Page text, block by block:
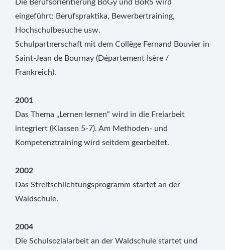
Die Berufsorientierung BoGy und BoRS wird
eingeführt: Berufspraktika, Bewerbertraining,
Hochschulbesuche usw.
Schulpartnerschaft mit dem Collège Fernand Bouvier in
Saint-Jean de Bournay (Département Isère /
Frankreich).
2001
Das Thema „Lernen lernen“ wird in die Freiarbeit
integriert (Klassen 5-7). Am Methoden- und
Kompetenztraining wird seitdem gearbeitet.
2002
Das Streitschlichtungsprogramm startet an der
Waldschule.
2004
Die Schulsozialarbeit an der Waldschule startet und